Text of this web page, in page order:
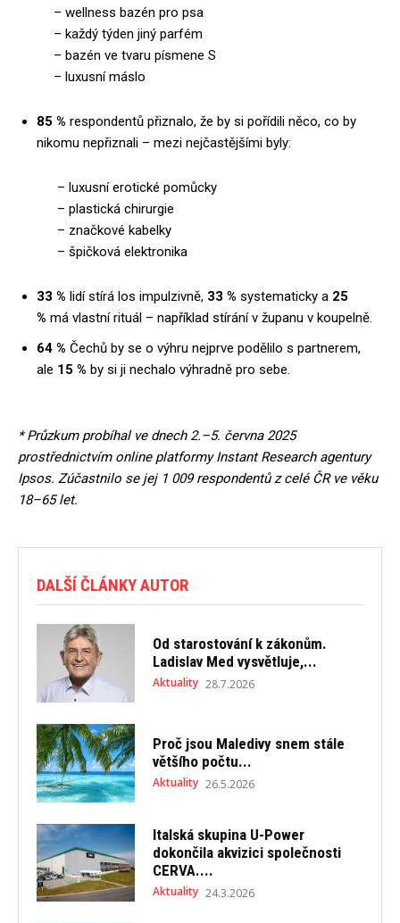
– wellness bazén pro psa
– každý týden jiný parfém
– bazén ve tvaru písmene S
– luxusní máslo
85 % respondentů přiznalo, že by si pořídili něco, co by
nikomu nepřiznali – mezi nejčastějšími byly:
– luxusní erotické pomůcky
– plastická chirurgie
– značkové kabelky
– špičková elektronika
33 % lidí stírá los impulzivně, 33 % systematicky a 25
% má vlastní rituál – například stírání v županu v koupelně.
64 % Čechů by se o výhru nejprve podělilo s partnerem,
ale 15 % by si ji nechalo výhradně pro sebe.
* Průzkum probíhal ve dnech 2.–5. června 2025
prostřednictvím online platformy Instant Research agentury
Ipsos. Zúčastnilo se jej 1 009 respondentů z celé ČR ve věku
18–65 let.
DALŠÍ ČLÁNKY AUTOR
Od starostování k zákonům.
Ladislav Med vysvětluje,...
Aktuality 28.7.2026
Proč jsou Maledivy snem stále
většího počtu...
Aktuality 26.5.2026
Italská skupina U-Power
dokončila akvizici společnosti
CERVA....
Aktuality 24.3.2026